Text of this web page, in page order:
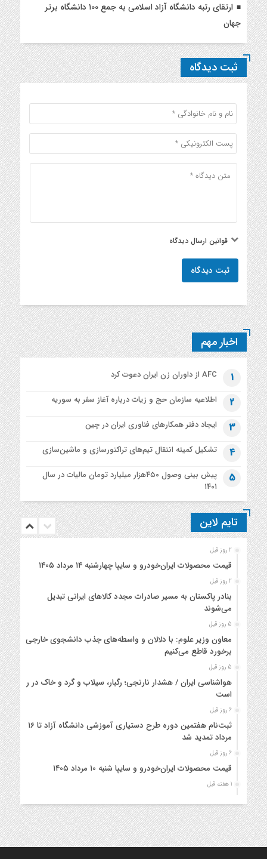
ارتقای رتبه دانشگاه آزاد اسلامی به جمع ۱۰۰ دانشگاه برتر
جهان
ثبت دیدگاه
قوانین ارسال دیدگاه
ثبت دیدگاه
اخبار مهم
1 AFC از داوران زن ایران دعوت کرد
2 اطلاعیه‌ سازمان حج و زیات درباره آغاز سفر به سوریه
3 ایجاد دفتر همکارهای فناوری ایران در چین
4 تشکیل کمیته انتقال تیم‌های تراکتورسازی و ماشین‌سازی
5
پیش بینی وصول ۴۵۰هزار میلیارد تومان مالیات در سال
۱۴۰۱
تایم لاین
2 روز قبل
قیمت محصولات ایران‌خودرو و سایپا چهارشنبه ۱۴ مرداد ۱۴۰۵
2 روز قبل
بنادر پاکستان به مسیر صادرات مجدد کالاهای ایرانی تبدیل
می‌شوند
5 روز قبل
معاون وزیر علوم: با دلالان و واسطه‌های جذب دانشجوی خارجی
برخورد قاطع می‌کنیم
5 روز قبل
هواشناسی ایران / هشدار نارنجی؛ رگبار، سیلاب و گرد و خاک در راه
است
6 روز قبل
ثبت‌نام هفتمین دوره طرح دستیاری آموزشی دانشگاه آزاد تا ۱۶
مرداد تمدید شد
6 روز قبل
قیمت محصولات ایران‌خودرو و سایپا شنبه ۱۰ مرداد ۱۴۰۵
1 هفته قبل
خسروی
1 هفته قبل
فرودگاه‌های کشور آمادگی کامل برای اجرای عملیات پروازی اربعین